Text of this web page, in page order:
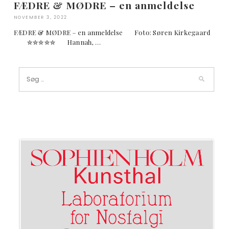
FÆDRE & MØDRE – en anmeldelse
NOVEMBER 3, 2022
FÆDRE & MØDRE – en anmeldelse Foto: Søren Kirkegaard
✮✮✮✮✮ Hannah, …